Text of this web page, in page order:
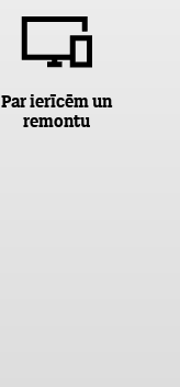
Par ierīcēm un
remontu